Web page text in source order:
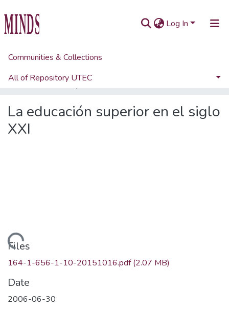
Log In
Communities & Collections
All of Repository UTEC
Home
Artículos de revistas UTEC
La educación superior en el siglo
XXI
Files
164-1-656-1-10-20151016.pdf(2.07 MB)
Date
2006-06-30